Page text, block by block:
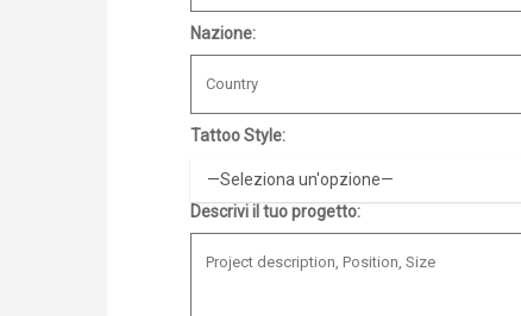
Nazione:
Tattoo Style:
Descrivi il tuo progetto: